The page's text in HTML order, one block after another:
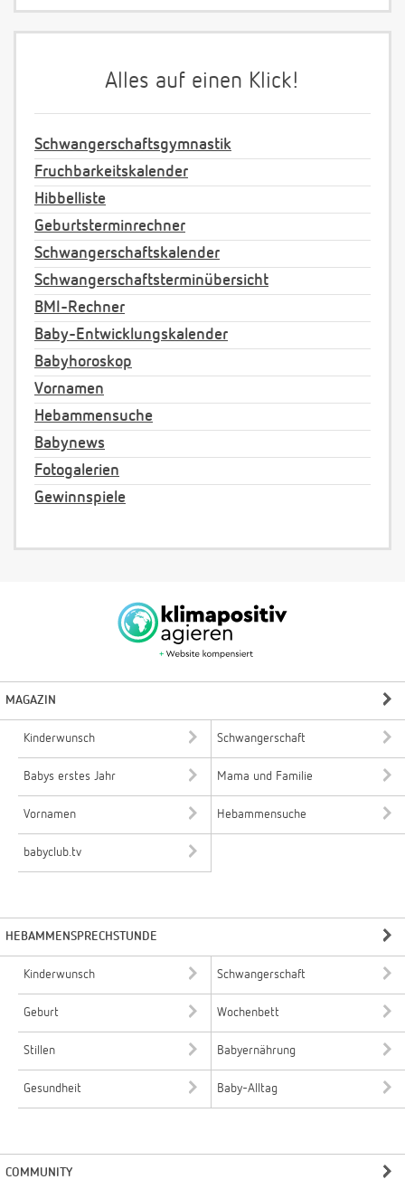
Alles auf einen Klick!
Schwangerschaftsgymnastik
Fruchbarkeitskalender
Hibbelliste
Geburtsterminrechner
Schwangerschaftskalender
Schwangerschaftsterminübersicht
BMI-Rechner
Baby-Entwicklungskalender
Babyhoroskop
Vornamen
Hebammensuche
Babynews
Fotogalerien
Gewinnspiele
MAGAZIN
Kinderwunsch Schwangerschaft
Babys erstes Jahr Mama und Familie
Vornamen Hebammensuche
babyclub.tv
HEBAMMENSPRECHSTUNDE
Kinderwunsch Schwangerschaft
Geburt Wochenbett
Stillen Babyernährung
Gesundheit Baby-Alltag
COMMUNITY